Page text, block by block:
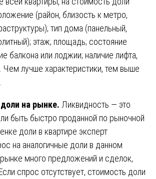
(район, близость к метро,
тип дома (панельный,
этаж; площадь; состояние
балкона или лоджии; наличие лифта,
лучше характеристики, тем выше
на рынке. Ликвидность — это
быть быстро проданной по рыночной
доли в квартире эксперт
на аналогичные доли в данном
много предложений и сделок,
спрос отсутствует, стоимость доли